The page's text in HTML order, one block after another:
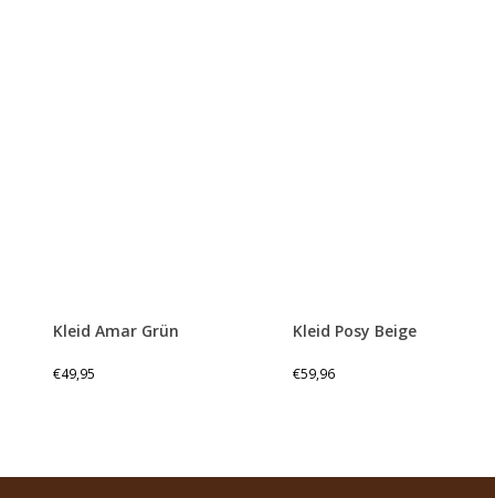
Kleid Amar Grün
€49,95
Kleid Posy Beige
€59,96